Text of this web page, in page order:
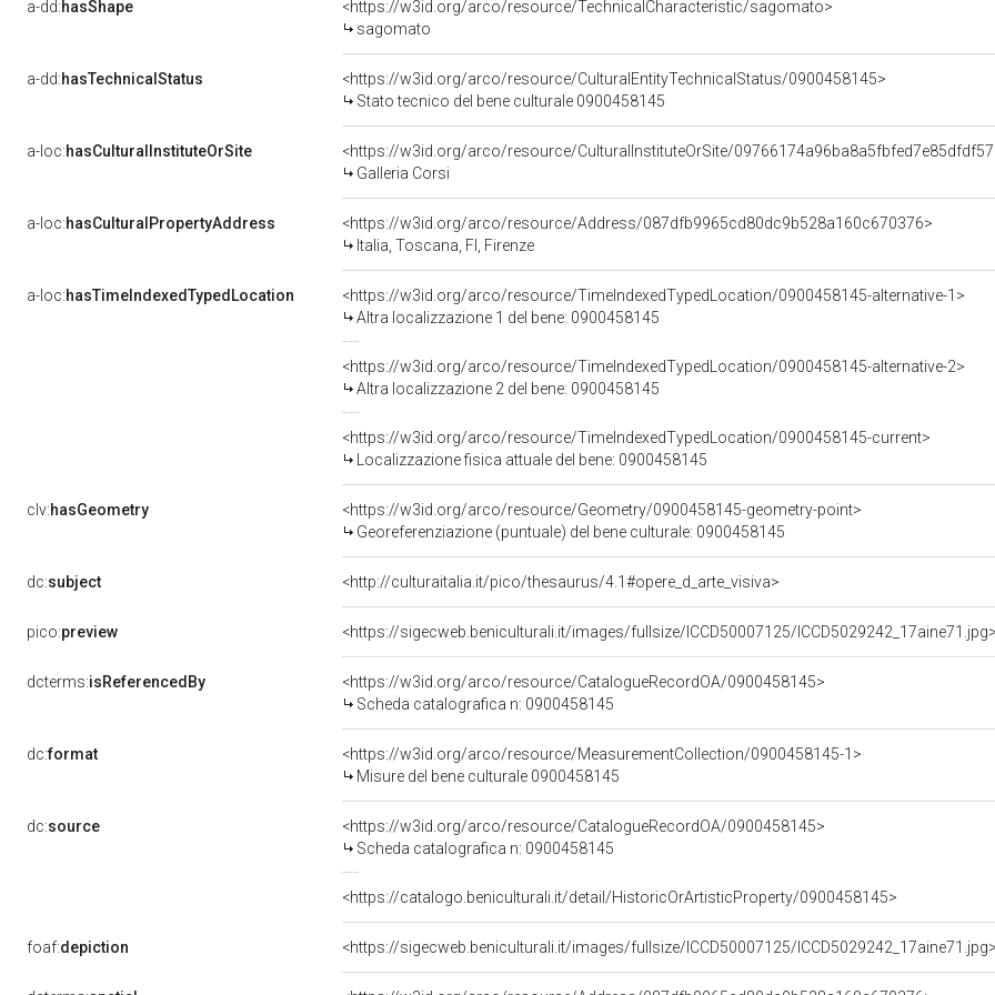
a-dd:hasShape
<https://w3id.org/arco/resource/TechnicalCharacteristic/sagomato>
sagomato
a-dd:hasTechnicalStatus
<https://w3id.org/arco/resource/CulturalEntityTechnicalStatus/0900458145>
Stato tecnico del bene culturale 0900458145
a-loc:hasCulturalInstituteOrSite
<https://w3id.org/arco/resource/CulturalInstituteOrSite/
Galleria Corsi
a-loc:hasCulturalPropertyAddress
<https://w3id.org/arco/resource/Address/087dfb9965cd80dc9b528a160c670376>
Italia, Toscana, FI, Firenze
a-loc:hasTimeIndexedTypedLocation
<https://w3id.org/arco/resource/TimeIndexedTypedLocation/0900458145-alternative-1>
Altra localizzazione 1 del bene: 0900458145
<https://w3id.org/arco/resource/TimeIndexedTypedLocation/0900458145-alternative-2>
Altra localizzazione 2 del bene: 0900458145
<https://w3id.org/arco/resource/TimeIndexedTypedLocation/0900458145-current>
Localizzazione fisica attuale del bene: 0900458145
clv:hasGeometry
<https://w3id.org/arco/resource/Geometry/0900458145-geometry-point>
Georeferenziazione (puntuale) del bene culturale: 0900458145
dc:subject <http://culturaitalia.it/pico/thesaurus/4.1#opere_d_arte_visiva>
pico:preview <https://sigecweb.beniculturali.it/images/fullsize/ICCD50007125/
dcterms:isReferencedBy
<https://w3id.org/arco/resource/CatalogueRecordOA/0900458145>
Scheda catalografica n: 0900458145
dc:format
<https://w3id.org/arco/resource/MeasurementCollection/0900458145-1>
Misure del bene culturale 0900458145
dc:source
<https://w3id.org/arco/resource/CatalogueRecordOA/0900458145>
Scheda catalografica n: 0900458145
<https://catalogo.beniculturali.it/detail/HistoricOrArtisticProperty/0900458145>
foaf:depiction <https://sigecweb.beniculturali.it/images/fullsize/ICCD50007125/